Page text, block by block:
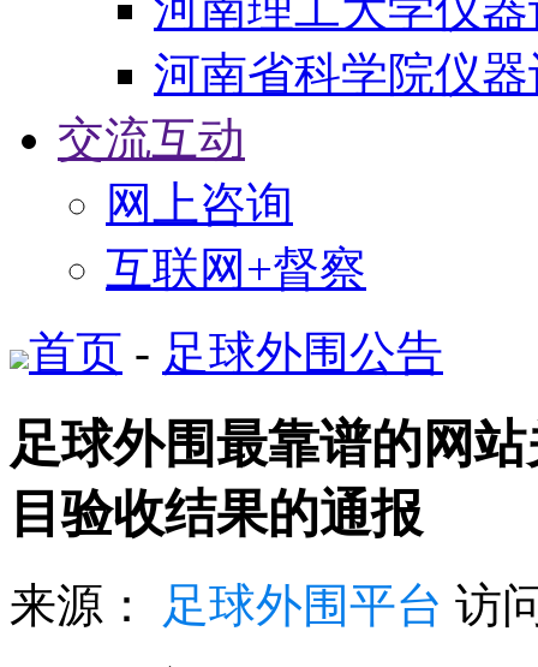
河南省科学院仪
交流互动
网上咨询
互联网+督察
首页 - 足球外围公告
足球外围最靠谱的网
目验收结果的通报
来源： 足球外围平台 访